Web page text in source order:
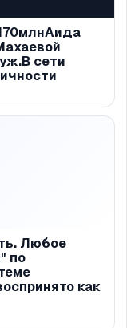
сети
Любое
по
как